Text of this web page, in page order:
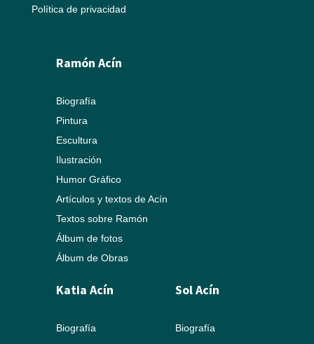
Política de privacidad
Ramón Acín
Biografía
Pintura
Escultura
Ilustración
Humor Gráfico
Artículos y textos de Acín
Textos sobre Ramón
Álbum de fotos
Álbum de Obras
Katia Acín
Biografía
Sol Acín
Biografía